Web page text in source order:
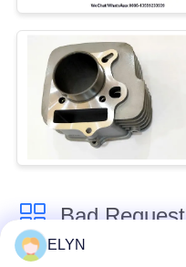
Bad Request
ELYN